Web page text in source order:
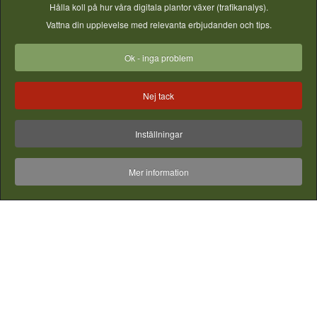
Hålla koll på hur våra digitala plantor växer (trafikanalys).
Vattna din upplevelse med relevanta erbjudanden och tips.
Ok - inga problem
Nej tack
Inställningar
Mer information